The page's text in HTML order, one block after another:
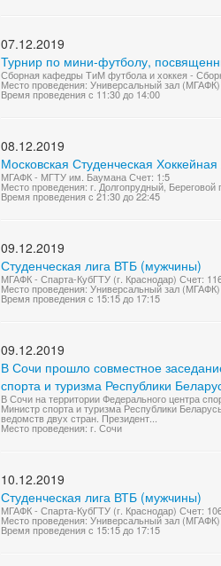
07.12.2019
Турнир по мини-футболу,
Сборная кафедры ТиМ футбола и хоккея -
Место проведения: Универсальный зал (МГАФК)
Время проведения с 11:30 до 14:00
08.12.2019
Московская Студенческая Хоккейная
МГАФК - МГТУ им. Баумана Счет: 1:5
Место проведения: г. Долгопрудный,
Время проведения с 21:30 до 22:45
09.12.2019
Студенческая лига ВТБ (мужчины)
МГАФК - Спарта-КубГТУ (г. Краснодар) Счет:
Место проведения: Универсальный зал (МГАФК)
Время проведения с 15:15 до 17:15
09.12.2019
В Сочи прошло совместное
спорта и туризма Республики
В Сочи на территории Федерального центра
Министр спорта и туризма Республики
ведомств двух стран. Президент...
Место проведения: г. Сочи
10.12.2019
Студенческая лига ВТБ (мужчины)
МГАФК - Спарта-КубГТУ (г. Краснодар) Счет:
Место проведения: Универсальный зал (МГАФК)
Время проведения с 15:15 до 17:15